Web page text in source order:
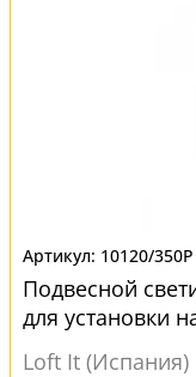
10120/
Подвесной
для установки
Loft It (Испания)